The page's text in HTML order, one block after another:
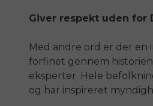
Giver respekt uden for
Med andre ord er der
forfinet gennem
eksperter. Hele
og har inspireret